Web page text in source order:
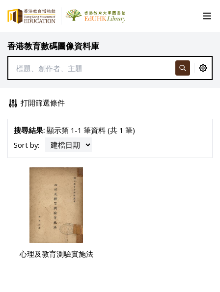
香港教育數碼圖像資料庫
打開篩選條件
搜尋結果:顯示第 1-1 筆資料 (共 1 筆)
Sort by:
心理及教育測驗實施法